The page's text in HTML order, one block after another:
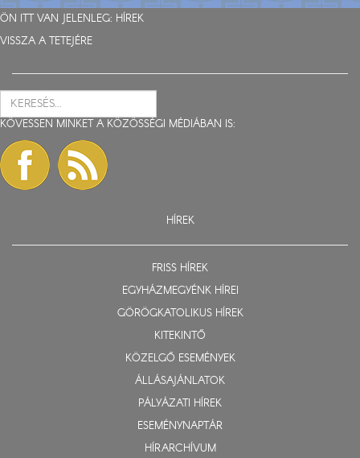
ÖN ITT VAN JELENLEG: HÍREK
VISSZA A TETEJÉRE
KÖVESSEN MINKET A KÖZÖSSÉGI MÉDIÁBAN IS:
HÍREK
FRISS HÍREK
EGYHÁZMEGYÉNK HÍREI
GÖRÖGKATOLIKUS HÍREK
KITEKINTŐ
KÖZELGŐ ESEMÉNYEK
ÁLLÁSAJÁNLATOK
PÁLYÁZATI HÍREK
ESEMÉNYNAPTÁR
HÍRARCHÍVUM